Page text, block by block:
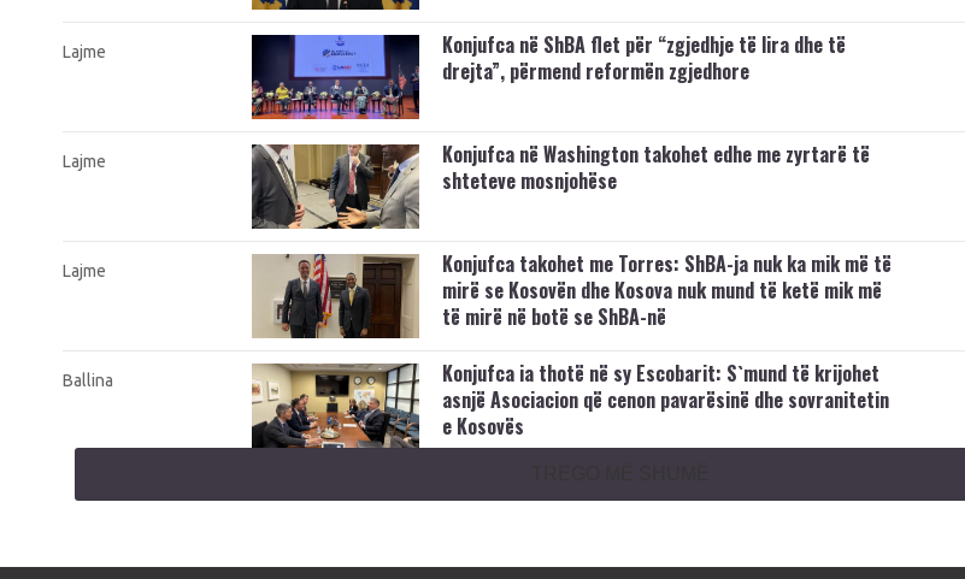
Lajme
Konjufca në ShBA flet për “zgjedhje të lira dhe të
drejta”, përmend reformën zgjedhore
Lajme
Konjufca në Washington takohet edhe me zyrtarë të
shteteve mosnjohëse
Lajme
Konjufca takohet me Torres: ShBA-ja nuk ka mik më të
mirë se Kosovën dhe Kosova nuk mund të ketë mik më
të mirë në botë se ShBA-në
Ballina
Konjufca ia thotë në sy Escobarit: S`mund të krijohet
asnjë Asociacion që cenon pavarësinë dhe sovranitetin
e Kosovës